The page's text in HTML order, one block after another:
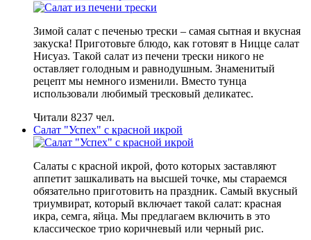
Зимой салат с печенью трески – самая сытная и вкусная
закуска! Приготовьте блюдо, как готовят в Ницце салат
Нисуаз. Такой салат из печени трески никого не
оставляет голодным и равнодушным. Знаменитый
рецепт мы немного изменили. Вместо тунца
использовали любимый тресковый деликатес.
Читали 8237 чел.
Салат "Успех" с красной икрой
Салаты с красной икрой, фото которых заставляют
аппетит зашкаливать на высшей точке, мы стараемся
обязательно приготовить на праздник. Самый вкусный
триумвират, который включает такой салат: красная
икра, семга, яйца. Мы предлагаем включить в это
классическое трио коричневый или черный рис.